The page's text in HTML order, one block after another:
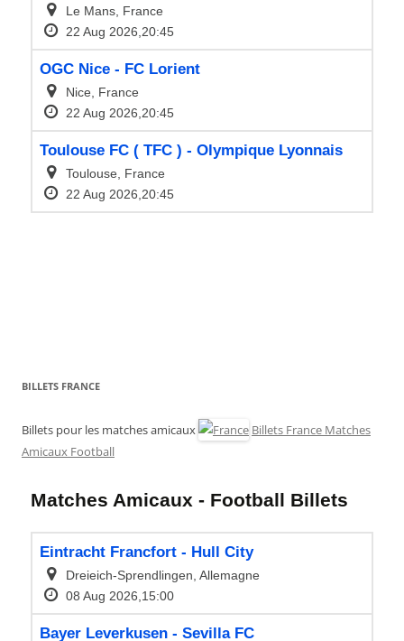
BILLETS FRANCE
Billets pour les matches amicaux
Billets France Matches
Amicaux Football